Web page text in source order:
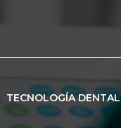
TECNOLOGÍA DENTAL